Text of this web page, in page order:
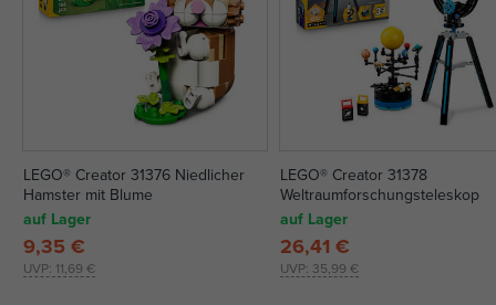
LEGO® Creator 31376 Niedlicher
Hamster mit Blume
auf Lager
UVP: 11,69 €
9,35 €
LEGO® Creator 31378
Weltraumforschungsteleskop
auf Lager
UVP: 35,99 €
26,41 €